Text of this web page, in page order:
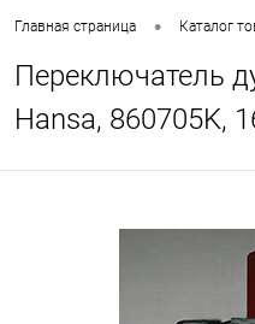
Главная страница • Каталог
Переключатель
Hansa, 860705K,